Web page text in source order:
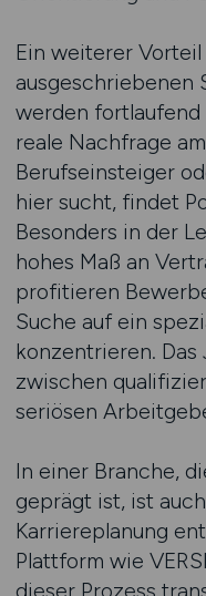
Ein weiterer
ausgeschriebenen
werden
reale Nachfrage
Berufseinsteiger
hier sucht, findet
Besonders in der
hohes Maß an
profitieren
Suche auf ein
konzentrieren.
zwischen
seriösen
In einer Branche,
geprägt ist, ist
Karriereplanung
Plattform wie
dieser Prozess